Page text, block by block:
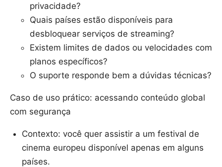
privacidade?
Quais países estão disponíveis para
desbloquear serviços de streaming?
Existem limites de dados ou velocidades com
planos específicos?
O suporte responde bem a dúvidas técnicas?
Caso de uso prático: acessando conteúdo global
com segurança
Contexto: você quer assistir a um festival de
cinema europeu disponível apenas em alguns
países.